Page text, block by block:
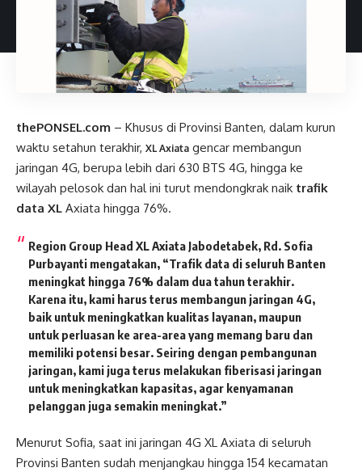
thePONSEL.com – Khusus di Provinsi Banten, dalam kurun
waktu setahun terakhir, XL Axiata gencar membangun
jaringan 4G, berupa lebih dari 630 BTS 4G, hingga ke
wilayah pelosok dan hal ini turut mendongkrak naik trafik
data XL Axiata hingga 76%.
Region Group Head XL Axiata Jabodetabek, Rd. Sofia
Purbayanti mengatakan, “Trafik data di seluruh Banten
meningkat hingga 76% dalam dua tahun terakhir.
Karena itu, kami harus terus membangun jaringan 4G,
baik untuk meningkatkan kualitas layanan, maupun
untuk perluasan ke area-area yang memang baru dan
memiliki potensi besar. Seiring dengan pembangunan
jaringan, kami juga terus melakukan fiberisasi jaringan
untuk meningkatkan kapasitas, agar kenyamanan
pelanggan juga semakin meningkat.”
Menurut Sofia, saat ini jaringan 4G XL Axiata di seluruh
Provinsi Banten sudah menjangkau hingga 154 kecamatan